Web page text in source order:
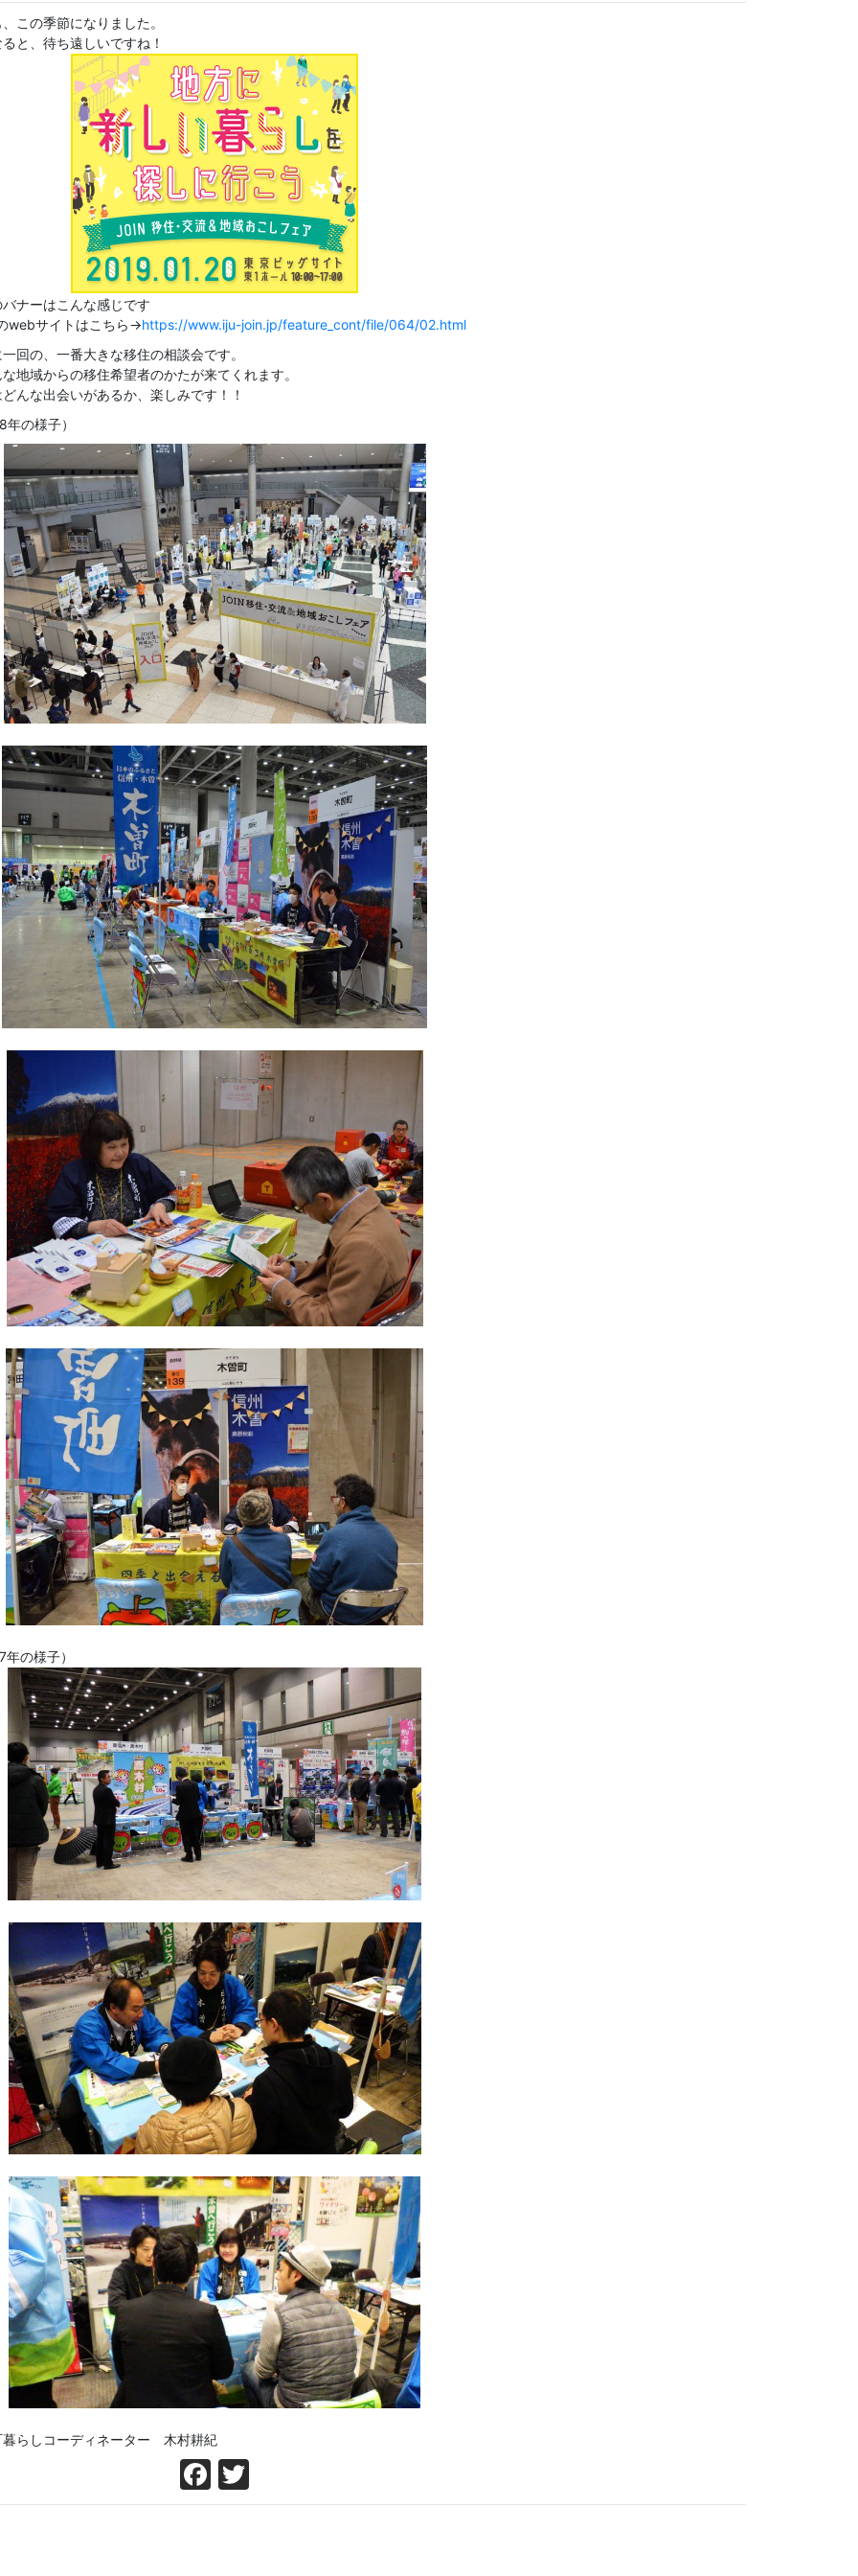
この季節になりました。
と、待ち遠しいですね！
ナーはこんな感じです
webサイトはこちら→https://www.iju-join.jp/feature_cont/file/064/02.html
回の、一番大きな移住の相談会です。
地域からの移住希望者のかたが来てくれます。
んな出会いがあるか、楽しみです！！
年の様子）
の様子）
暮らしコーディネーター 木村耕紀
Facebook